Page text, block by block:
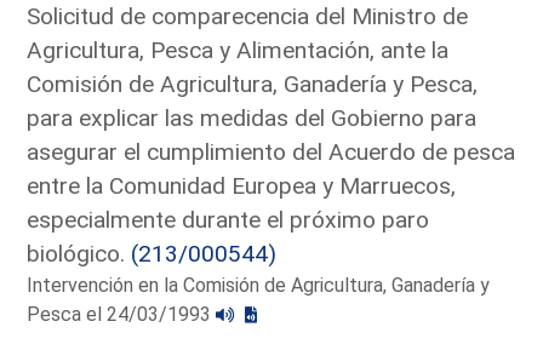
Solicitud de comparecencia del Ministro de
Agricultura, Pesca y Alimentación, ante la
Comisión de Agricultura, Ganadería y Pesca,
para explicar las medidas del Gobierno para
asegurar el cumplimiento del Acuerdo de pesca
entre la Comunidad Europea y Marruecos,
especialmente durante el próximo paro
biológico. (213/000544)
Intervención en la Comisión de Agricultura, Ganadería y
Pesca el 24/03/1993